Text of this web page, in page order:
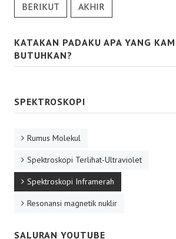
BERIKUT AKHIR
KATAKAN PADAKU APA YANG
BUTUHKAN?
SPEKTROSKOPI
Rumus Molekul
Spektroskopi Terlihat-Ultraviolet
Spektroskopi Inframerah
Resonansi magnetik nuklir
SALURAN YOUTUBE